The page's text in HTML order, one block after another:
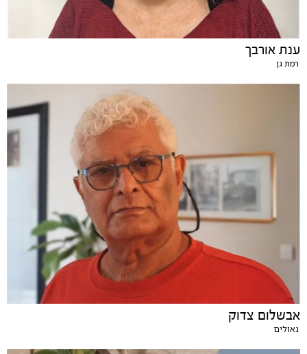
ענת אורבך
רמת גן
אבשלום צדוק
גאולים